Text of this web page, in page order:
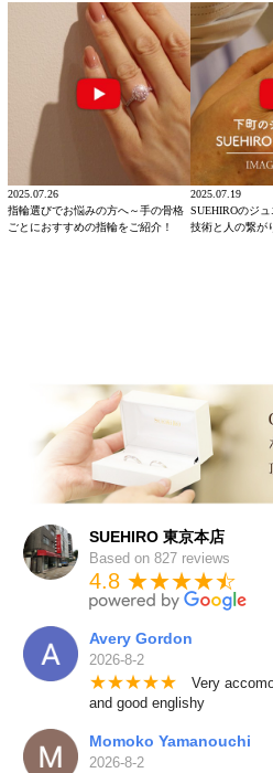
2025.07.26
指輪選びでお悩みの方へ～手の骨格
ごとにおすすめの指輪をご紹介！
2025.07.19
SUEHIROのジ
技術と人の繋が
SUEHIRO 東京本店
Based on 827 reviews
4.8 ★★★★★
☆
Avery Gordon
2026-8-2
★★★★★ Very
and good englishy
Momoko Yamanouchi
2026-8-2